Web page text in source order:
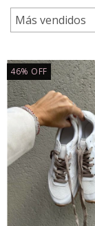
46% OFF